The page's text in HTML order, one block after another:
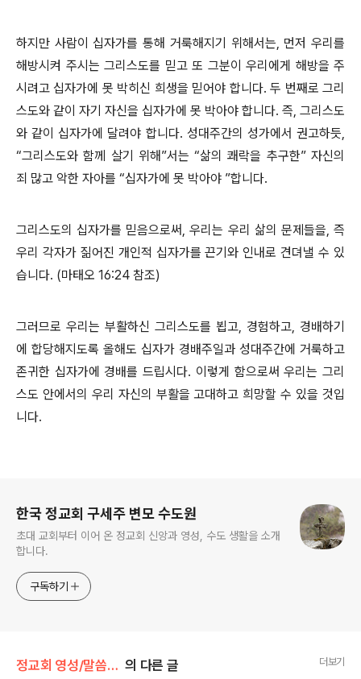
하지만 사람이 십자가를 통해 거룩해지기 위해서는, 먼저 우리를
해방시켜 주시는 그리스도를 믿고 또 그분이 우리에게 해방을 주
시려고 십자가에 못 박히신 희생을 믿어야 합니다. 두 번째로 그리
스도와 같이 자기 자신을 십자가에 못 박아야 합니다. 즉, 그리스도
와 같이 십자가에 달려야 합니다. 성대주간의 성가에서 권고하듯,
“그리스도와 함께 살기 위해”서는 “삶의 쾌락을 추구한” 자신의
죄 많고 악한 자아를 “십자가에 못 박아야 ”합니다.
그리스도의 십자가를 믿음으로써, 우리는 우리 삶의 문제들을, 즉
우리 각자가 짊어진 개인적 십자가를 끈기와 인내로 견뎌낼 수 있
습니다. (마태오 16:24 참조)
그러므로 우리는 부활하신 그리스도를 뵙고, 경험하고, 경배하기
에 합당해지도록 올해도 십자가 경배주일과 성대주간에 거룩하고
존귀한 십자가에 경배를 드립시다. 이렇게 함으로써 우리는 그리
스도 안에서의 우리 자신의 부활을 고대하고 희망할 수 있을 것입
니다.
한국 정교회 구세주 변모 수도원
초대 교회부터 이어 온 정교회 신앙과 영성, 수도 생활을 소개
합니다.
구독하기
정교회 영성/말씀과 함께 의 다른 글 더보기